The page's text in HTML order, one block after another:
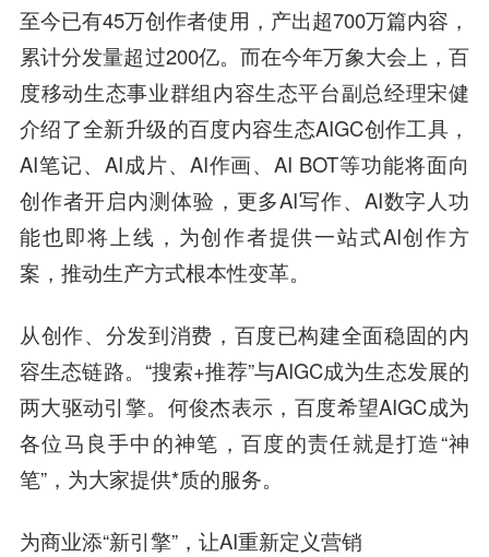
至今已有45万创作者使用，产出超700万篇内容，
累计分发量超过200亿。而在今年万象大会上，百
度移动生态事业群组内容生态平台副总经理宋健
介绍了全新升级的百度内容生态AIGC创作工具，
AI笔记、AI成片、AI作画、AI BOT等功能将面向
创作者开启内测体验，更多AI写作、AI数字人功
能也即将上线，为创作者提供一站式AI创作方
案，推动生产方式根本性变革。
从创作、分发到消费，百度已构建全面稳固的内
容生态链路。“搜索+推荐”与AIGC成为生态发展的
两大驱动引擎。何俊杰表示，百度希望AIGC成为
各位马良手中的神笔，百度的责任就是打造“神
笔”，为大家提供*质的服务。
为商业添“新引擎”，让AI重新定义营销